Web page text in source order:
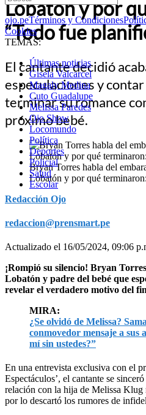
ojo.peTérminos y Condiciones
Cookies
TEMAS:
Últimas noticias
Gisela Valcarcel
Magaly Medina
Cuto Guadalupe
Melissa Paredes
Ojo Show
Locomundo
Política
Deportes
Policial
Salud
Escolar
Lobatón y por
“Todo fue
El cantante decidió
especulaciones y
terminar su romance
próximo bebé.
Bryan Torres habla del
Lobatón y por qué
Redacción Ojo
redaccion@prensmart.pe
Actualizado el 16/05/2024, 09:06
¡Rompió su silencio! Bryan
Lobatón y padre del bebé que
revelar el verdadero motivo del
MIRA:
¿Se olvidó de Melissa?
conmovedor mensaje a sus
mí sin ustedes?”
En una entrevista exclusiva con el
Espectáculos’, el cantante se
relación con la hija de Melissa Klug
por lo descartó los rumores de